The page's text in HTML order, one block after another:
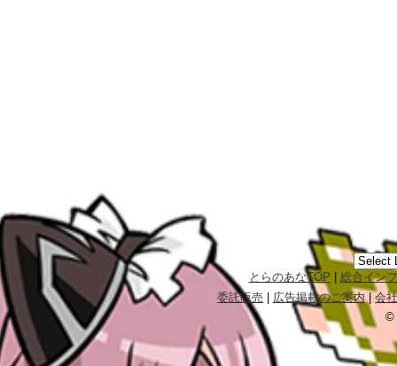
とらのあなTOP
総合イン
委託販売
広告掲載のご案内|会
©